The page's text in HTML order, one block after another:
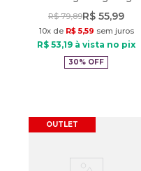
R$ 79,89R$ 55,99
10x de R$ 5,59 sem juros
R$ 53,19 à vista no pix
30% OFF
OUTLET